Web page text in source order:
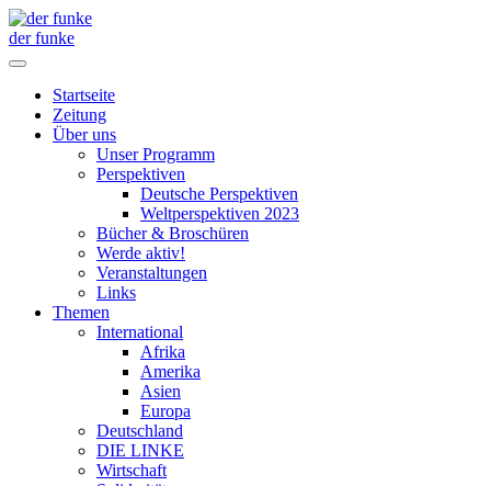
der funke
Startseite
Zeitung
Über uns
Unser Programm
Perspektiven
Deutsche Perspektiven
Weltperspektiven 2023
Bücher & Broschüren
Werde aktiv!
Veranstaltungen
Links
Themen
International
Afrika
Amerika
Asien
Europa
Deutschland
DIE LINKE
Wirtschaft